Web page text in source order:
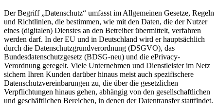
Der Begriff „Datenschutz“ umfasst im Allgemeinen Gesetze, Regeln
und Richtlinien, die bestimmen, wie mit den Daten, die der Nutzer
eines (digitalen) Dienstes an den Betreiber übermittelt, verfahren
werden darf. In der EU und in Deutschland wird er hauptsächlich
durch die Datenschutzgrundverordnung (DSGVO), das
Bundesdatenschutzgesetz (BDSG-neu) und die ePrivacy-
Verordnung geregelt. Viele Unternehmen und Dienstleister im Netz
sichern Ihren Kunden darüber hinaus meist auch spezifischere
Datenschutzvereinbarungen zu, die über die gesetzlichen
Verpflichtungen hinaus gehen, abhängig von den gesellschaftlichen
und geschäftlichen Bereichen, in denen der Datentransfer stattfindet.